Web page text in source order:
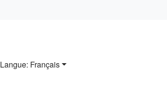
Langue: Français